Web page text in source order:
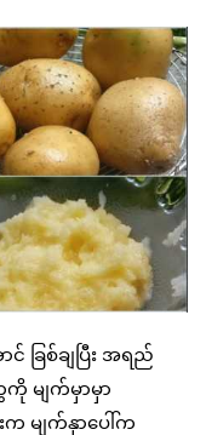
ခြစ်ချပြီး အရည်
မျက်မှာမှာ
က မျက်နှာပေါ်က